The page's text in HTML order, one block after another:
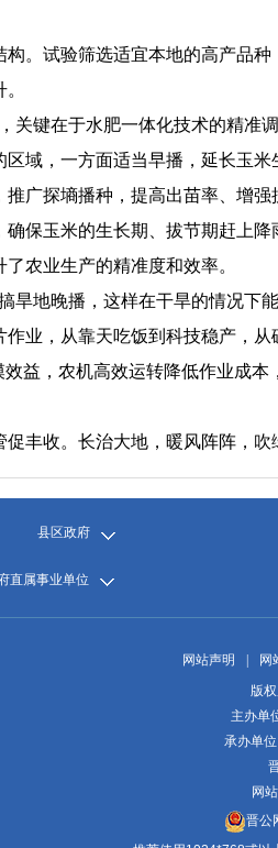
构。试验筛选适宜本地的高产品
关键在于水肥一体化技术的精准
区域，一方面适当早播，延长玉
推广探墒播种，提高出苗率、增
确保玉米的生长期、拔节期赶上
农业生产的精准度和效率。
旱地晚播，这样在干旱的情况下
作业，从靠天吃饭到科技稳产，
效益，农机高效运转降低作业成
促丰收。长治大地，暖风阵阵，
县区政府
直属事业单位
网站声明
网
版
主办单
承办单
网
晋公